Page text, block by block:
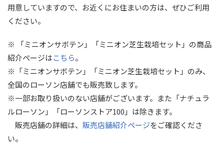
用意していますので、お近くにお住まいの方は、ぜひご利用
ください。
※ 「ミニオンサボテン」「ミニオン芝生栽培セット」の商品
紹介ページはこちら。
※「ミニオンサボテン」「ミニオン芝生栽培セット」のみ、
全国のローソン店舗でも販売致します。
※一部お取り扱いのない店舗がございます。また「ナチュラ
ルローソン」「ローソンストア100」は除きます。
販売店舗の詳細は、 販売店舗紹介ページをご確認くださ
い。